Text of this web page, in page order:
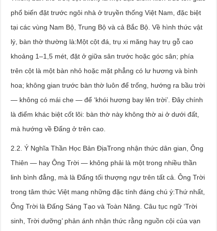
phổ biến đặt trước ngôi nhà ở truyền thống Việt Nam, đặc biệt
tại các vùng Nam Bộ, Trung Bộ và cả Bắc Bộ. Về hình thức vật
lý, bàn thờ thường là:Một cột đá, trụ xi măng hay trụ gỗ cao
khoảng 1–1,5 mét, đặt ở giữa sân trước hoặc góc sân; phía
trên cột là một bàn nhỏ hoặc mặt phẳng có lư hương và bình
hoa; không gian trước bàn thờ luôn để trống, hướng ra bầu trời
— không có mái che — để ‘khói hương bay lên trời’. Đây chính
là điểm khác biệt cốt lõi: bàn thờ này không thờ ai ở dưới đất,
mà hướng về Đấng ở trên cao.
2.2. Ý Nghĩa Thần Học Bản ĐịaTrong nhận thức dân gian, Ông
Thiên — hay Ông Trời — không phải là một trong nhiều thần
linh bình đẳng, mà là Đấng tối thượng ngự trên tất cả. Ông Trời
trong tâm thức Việt mang những đặc tính đáng chú ý:Thứ nhất,
Ông Trời là Đấng Sáng Tạo và Toàn Năng. Câu tục ngữ ‘Trời
sinh, Trời dưỡng’ phản ánh nhận thức rằng nguồn cội của vạn